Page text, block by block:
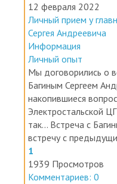
Личный прием у
Сергея Андреевича
Информация
Личный опыт
Мы договорились о
Багиным Сергеем
накопившиеся
Электростальской
так... Встреча с
встречу с
1
1939 Просмотров
Комментариев: 0
Подробнее